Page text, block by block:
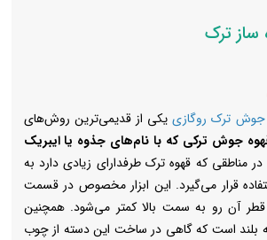
ساز ترک
جوش ترک روگازییکی از قدیمی‌ترین روش‌های
جوش ترکی که با نام‌های جذوه یا ایبریک
در مناطقی که قهوه ترک طرفدارای زیادی دارد به
قرار می‌گیرد. این ابزار مخصوص در قسمت
قطر آن رو به سمت بالا کمتر می‌شود. همچنین
بلند است که گاهی در ساخت این دسته از چوب